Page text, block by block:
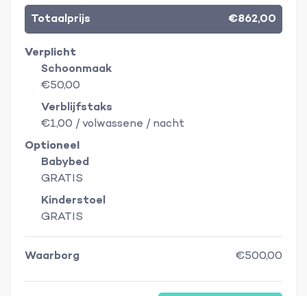
Totaalprijs €862,00
Verplicht
Schoonmaak
€50,00
Verblijfstaks
€1,00 / volwassene / nacht
Optioneel
Babybed
GRATIS
Kinderstoel
GRATIS
Waarborg €500,00